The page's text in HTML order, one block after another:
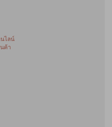
ไลน์
ค้า